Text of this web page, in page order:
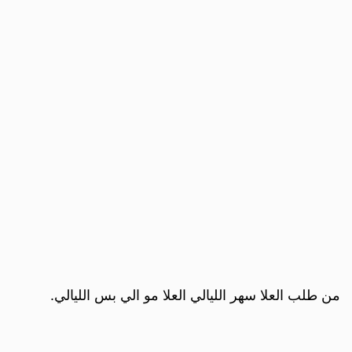
من طلب العلا سهر الليالي العلا مو الي بس الليالي.